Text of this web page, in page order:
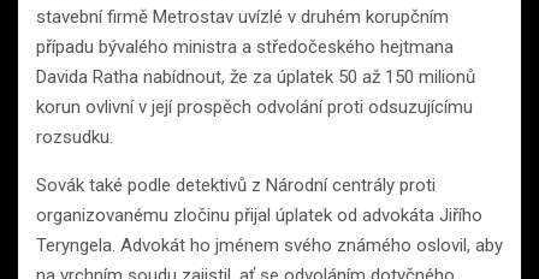
stavební firmě Metrostav uvízlé v druhém korupčním
případu bývalého ministra a středočeského hejtmana
Davida Ratha nabídnout, že za úplatek 50 až 150 milionů
korun ovlivní v její prospěch odvolání proti odsuzujícímu
rozsudku.
Sovák také podle detektivů z Národní centrály proti
organizovanému zločinu přijal úplatek od advokáta Jiřího
Teryngela. Advokát ho jménem svého známého oslovil, aby